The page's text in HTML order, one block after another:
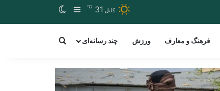
کابل 31
℃
Sidebar
فرهنگ و معارف ورزش چند رسانه‌ای for a word